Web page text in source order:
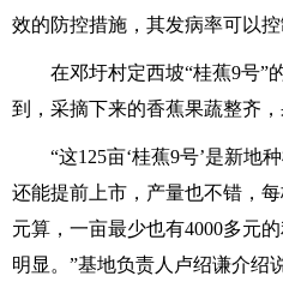
效的防控措施，其发病率可以控
在邓圩村定西坡“桂蕉9号”
到，采摘下来的香蕉果蔬整齐，
“这125亩‘桂蕉9号’是新地种
还能提前上市，产量也不错，
元算，一亩最少也有4000多元
明显。”基地负责人卢绍谦介绍